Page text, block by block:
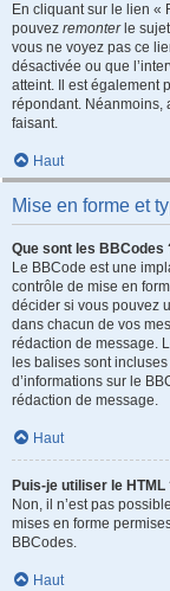
En cliquant sur le lien «
pouvez remonterle sujet
vous ne voyez pas ce
désactivée ou que
atteint. Il est également
répondant. Néanmoins,
faisant.
Haut
Mise en forme et
Que sont les BBCodes
Le BBCode est une
contrôle de mise en
décider si vous pouvez
dans chacun de vos
rédaction de message.
les balises sont
d’informations sur le
rédaction de message.
Haut
Puis-je utiliser le HTML
Non, il n’est pas
mises en forme
BBCodes.
Haut